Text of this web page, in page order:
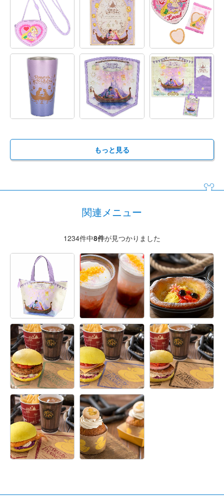
もっと見る
関連メニュー
1234件中8件が見つかりました